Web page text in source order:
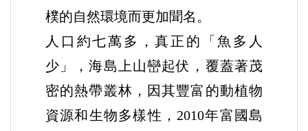
樸的自然環境而更加聞名。
人口約七萬多，真正的「魚多人
少」，海島上山巒起伏，覆蓋著茂
密的熱帶叢林，因其豐富的動植物
資源和生物多樣性，2010年富國島